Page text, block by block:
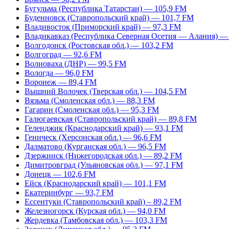
Бугульма (Республика Татарстан) — 105,9 FM
Буденновск (Ставропольский край) — 101,7 FM
Владивосток (Приморский край) — 97,3 FM
Владикавказ (Республика Северная Осетия — Алания)
Волгодонск (Ростовская обл.) — 103,2 FM
Волгоград — 92,6 FM
Волноваха (ДНР) — 99,5 FM
Вологда — 96,0 FM
Воронеж — 89,4 FM
Вышний Волочек (Тверская обл.) — 104,5 FM
Вязьма (Смоленская обл.) — 88,3 FM
Гагарин (Смоленская обл.) — 95,3 FM
Галюгаевская (Ставропольский край) — 89,8 FM
Геленджик (Краснодарский край) — 93,1 FM
Геническ (Херсонская обл.) — 96,6 FM
Далматово (Курганская обл.) — 96,5 FM
Дзержинск (Нижегородская обл.) — 89,2 FM
Димитровград (Ульяновская обл.) — 97,1 FM
Донецк — 102,6 FM
Ейск (Краснодарский край) — 101,1 FM
Екатеринбург — 93,7 FM
Ессентуки (Ставропольский край) – 89,2 FM
Железногорск (Курская обл.) — 94,0 FM
Жердевка (Тамбовская обл.) — 103,3 FM